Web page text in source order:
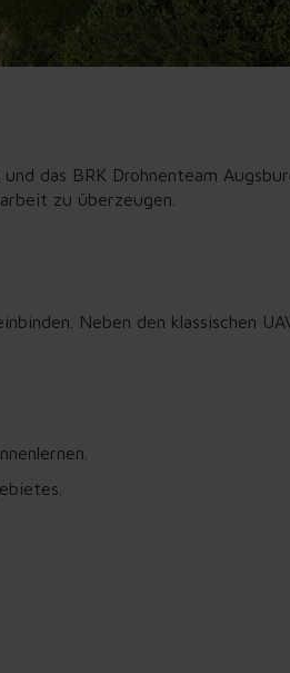
das BRK Drohnenteam
zu überzeugen.
Neben den klassischen